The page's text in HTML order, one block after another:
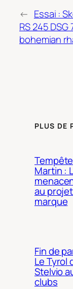
← Essai :
RS 245 DSG
bohemian
PLUS DE
Martin :
au
marque
Fin de
Le Tyrol
Stelvio
clubs